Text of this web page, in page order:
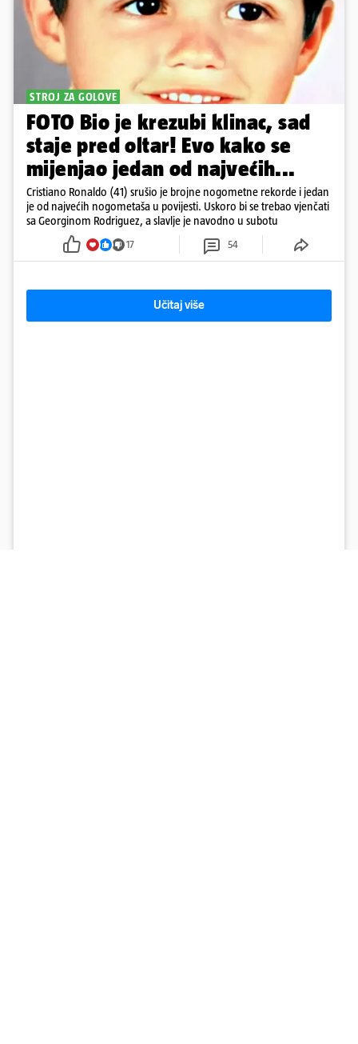
STROJ ZA GOLOVE
FOTO Bio je krezubi klinac, sad
staje pred oltar! Evo kako se
mijenjao jedan od najvećih...
Cristiano Ronaldo (41) srušio je brojne nogometne rekorde i jedan
je od najvećih nogometaša u povijesti. Uskoro bi se trebao vjenčati
sa Georginom Rodriguez, a slavlje je navodno u subotu
17 54
Učitaj više